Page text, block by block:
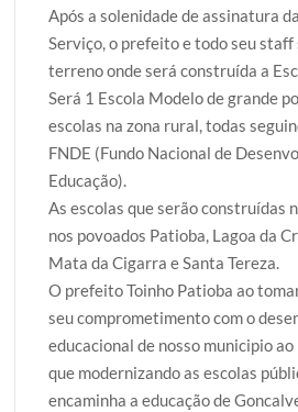
Após a solenidade de assinatura
Serviço, o prefeito e todo seu
terreno onde será construída a
Será 1 Escola Modelo de grande
escolas na zona rural, todas
FNDE (Fundo Nacional de
Educação).
As escolas que serão construídas
nos povoados Patioba, Lagoa da
Mata da Cigarra e Santa Tereza.
O prefeito Toinho Patioba ao
seu comprometimento com o
educacional de nosso municipio
que modernizando as escolas
encaminha a educação de